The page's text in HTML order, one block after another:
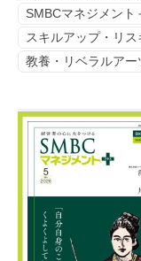
SMBCマネジメント
スキルアップ・リ
教養・リベラルアー